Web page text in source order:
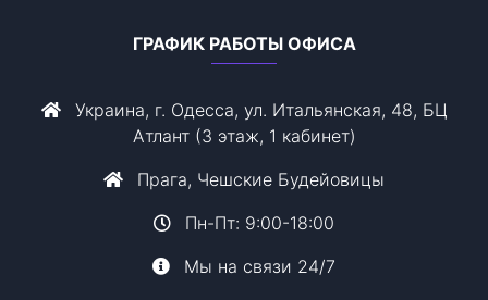
ГРАФИК РАБОТЫ ОФИСА
Украина, г. Одесса, ул. Итальянская, 48, БЦ
Атлант (3 этаж, 1 кабинет)
Прага, Чешские Будейовицы
Пн-Пт: 9:00-18:00
Мы на связи 24/7